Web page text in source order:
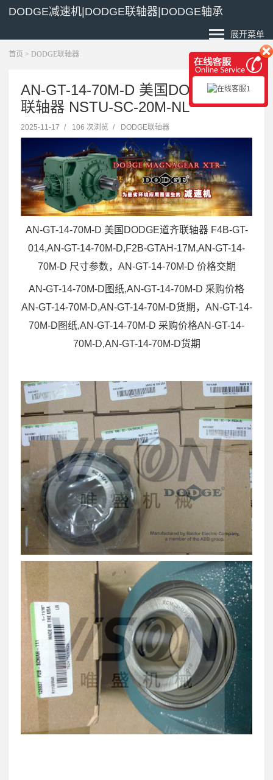
DODGE减速机|DODGE联轴器|DODGE轴承
展开菜单
首页 > DODGE联轴器
AN-GT-14-70M-D 美国DODGE道齐
联轴器 NSTU-SC-20M-NL
2025-11-17 / 106 次浏览 / DODGE联轴器
AN-GT-14-70M-D 美国DODGE道齐联轴器 F4B-GT-
014,AN-GT-14-70M-D,F2B-GTAH-17M,AN-GT-14-
70M-D 尺寸参数，AN-GT-14-70M-D 价格交期
AN-GT-14-70M-D图纸,AN-GT-14-70M-D 采购价格
AN-GT-14-70M-D,AN-GT-14-70M-D货期，AN-GT-14-
70M-D图纸,AN-GT-14-70M-D 采购价格AN-GT-14-
70M-D,AN-GT-14-70M-D货期